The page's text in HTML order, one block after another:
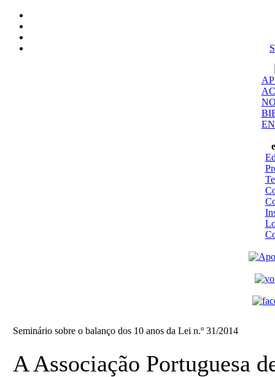
Seminário sobre o balanço dos 10 anos da Lei n.º 31/2014
A Associação Portuguesa